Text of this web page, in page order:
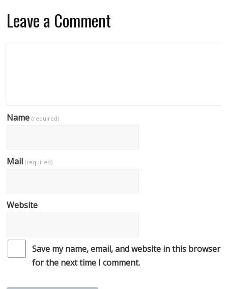
Leave a Comment
Name(required)
Mail(required)
Website
Save my name, email, and website in this browser
for the next time I comment.